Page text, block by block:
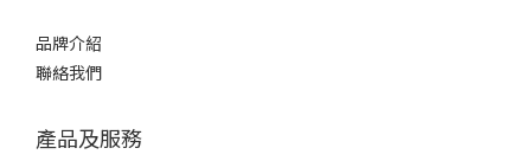
品牌介紹
聯絡我們
產品及服務